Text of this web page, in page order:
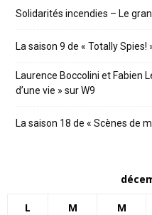
Solidarités incendies – Le
La saison 9 de « Totally Spies!
Laurence Boccolini et Fabien
d’une vie » sur W9
La saison 18 de « Scènes de
L M M